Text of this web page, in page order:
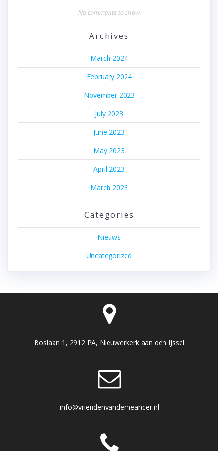
No comments to show.
Archives
March 2024
February 2024
November 2023
July 2023
June 2023
May 2023
April 2023
March 2023
Categories
Nieuws
Uncategorized
Boslaan 1, 2912 PA, Nieuwerkerk aan den IJssel
info@vriendenvandemeander.nl